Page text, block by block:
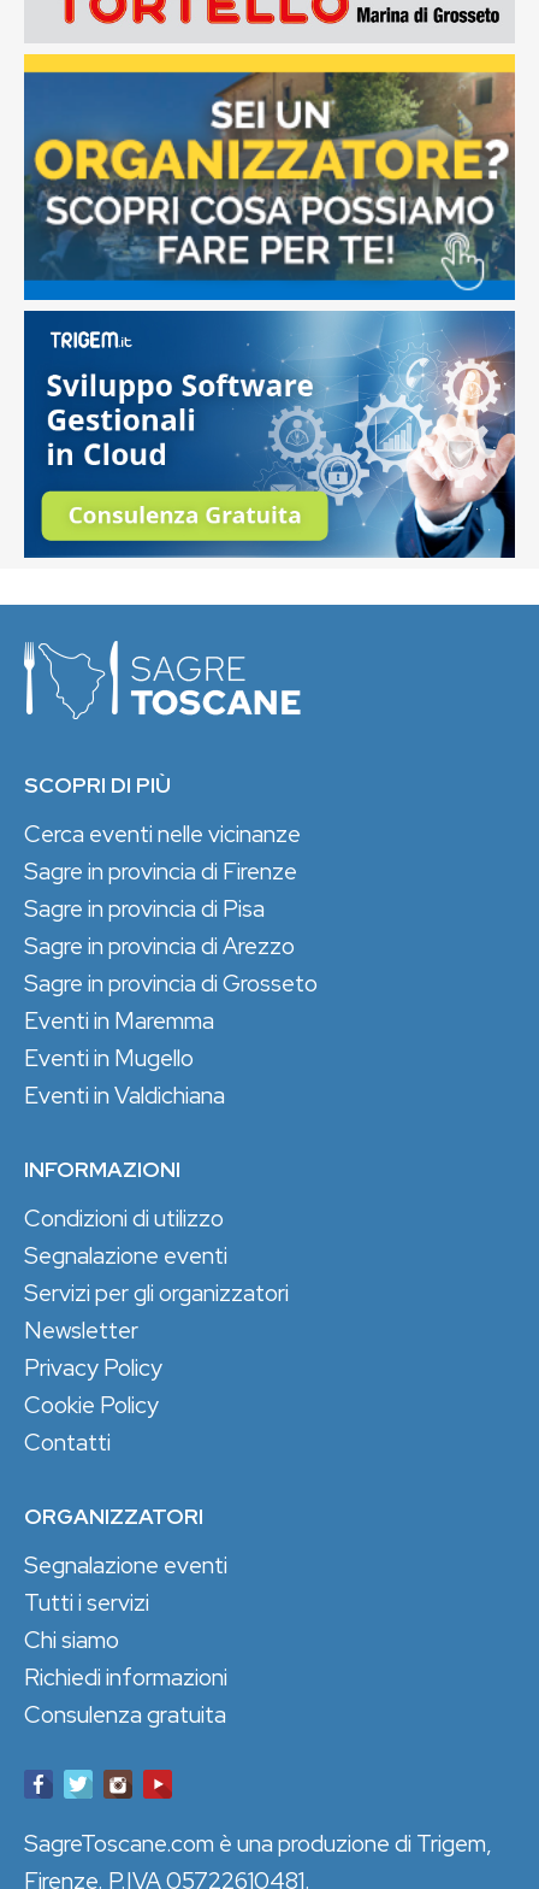
SCOPRI DI PIÙ
Cerca eventi nelle vicinanze
Sagre in provincia di Firenze
Sagre in provincia di Pisa
Sagre in provincia di Arezzo
Sagre in provincia di Grosseto
Eventi in Maremma
Eventi in Mugello
Eventi in Valdichiana
INFORMAZIONI
Condizioni di utilizzo
Segnalazione eventi
Servizi per gli organizzatori
Newsletter
Privacy Policy
Cookie Policy
Contatti
ORGANIZZATORI
Segnalazione eventi
Tutti i servizi
Chi siamo
Richiedi informazioni
Consulenza gratuita
SagreToscane.com è una produzione di Trigem,
Firenze. P.IVA 05722610481.